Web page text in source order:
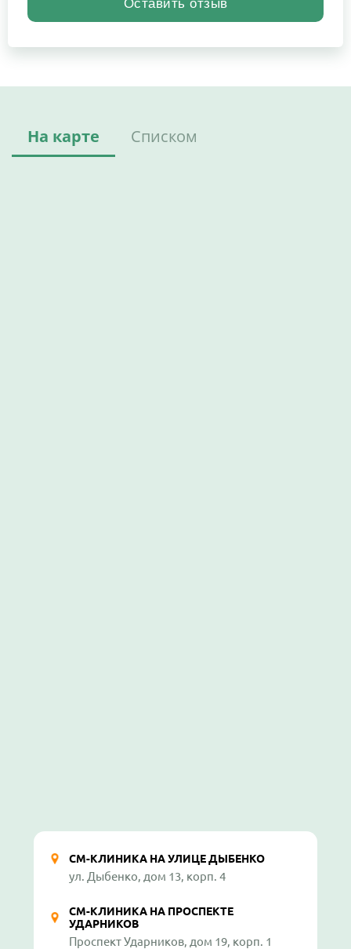
На карте Списком
СМ-КЛИНИКА НА УЛИЦЕ ДЫБЕНКО
ул. Дыбенко, дом 13, корп. 4
СМ-КЛИНИКА НА ПРОСПЕКТЕ
УДАРНИКОВ
Проспект Ударников, дом 19, корп. 1